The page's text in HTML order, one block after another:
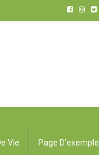
Vie Page D’exemple